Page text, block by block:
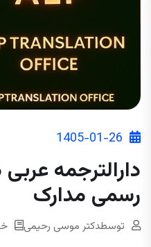
1405-01-26
دارالترجمه
رسمی مدارک
توسطدکتر موسی رحیمی